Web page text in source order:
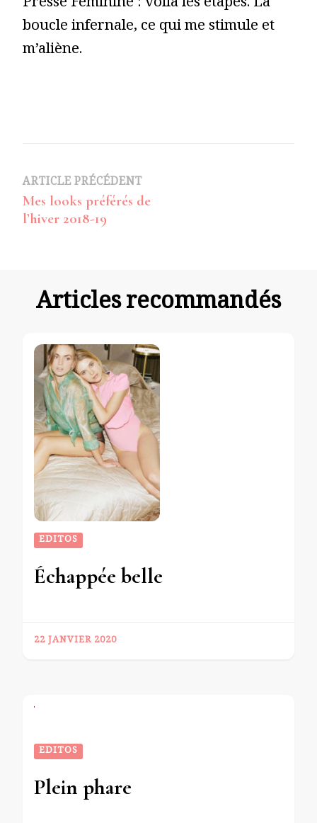
boucle infernale, ce qui me stimule et
m’aliène.
Navigation
d’article
ARTICLE PRÉCÉDENT
Mes looks préférés de
l’hiver 2018-19
Articles recommandés
EDITOS
Échappée belle
22 JANVIER 2020
EDITOS
Plein phare